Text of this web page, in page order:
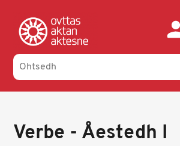
main
content
Verbe - Åestedh I